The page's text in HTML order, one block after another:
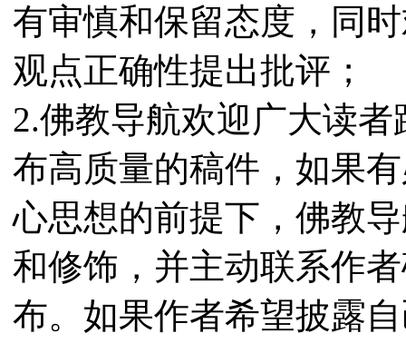
有审慎和保留态度，同
观点正确性提出批评；
2.佛教导航欢迎广大读
布高质量的稿件，如果
心思想的前提下，佛教
和修饰，并主动联系作
布。如果作者希望披露